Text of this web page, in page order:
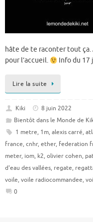
hâte de te raconter tout
pour l’accueil.
Info du
Lire la suite
Kiki
8 juin 2022
Bientôt dans le Monde de
1 metre, 1m, alexis carré,
france, cnhr, ether, federation
meter, iom, k2, olivier cohen,
d'eau des vallées, regate,
voile, voile radiocommandee,
0